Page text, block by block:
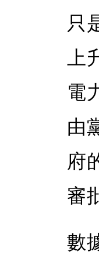
只
電
由
府
審
數